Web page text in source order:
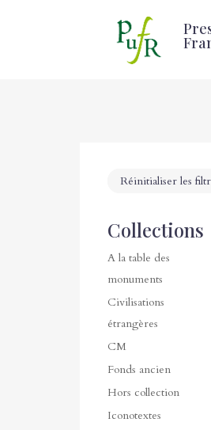
Réinitialiser les
Collections
A la table des
monuments
Civilisations
étrangères
CM
Fonds ancien
Hors collection
Iconotextes